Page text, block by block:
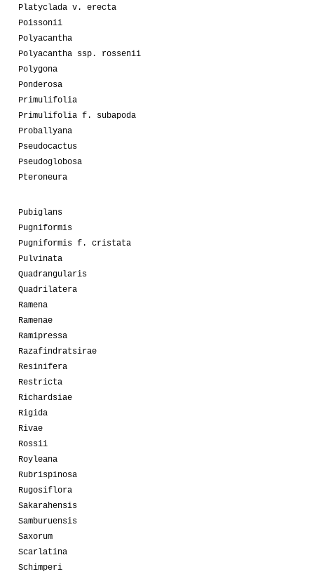
Platyclada v. erecta
Poissonii
Polyacantha
Polyacantha ssp. rossenii
Polygona
Ponderosa
Primulifolia
Primulifolia f. subapoda
Proballyana
Pseudocactus
Pseudoglobosa
Pteroneura
Pubiglans
Pugniformis
Pugniformis f. cristata
Pulvinata
Quadrangularis
Quadrilatera
Ramena
Ramenae
Ramipressa
Razafindratsirae
Resinifera
Restricta
Richardsiae
Rigida
Rivae
Rossii
Royleana
Rubrispinosa
Rugosiflora
Sakarahensis
Samburuensis
Saxorum
Scarlatina
Schimperi